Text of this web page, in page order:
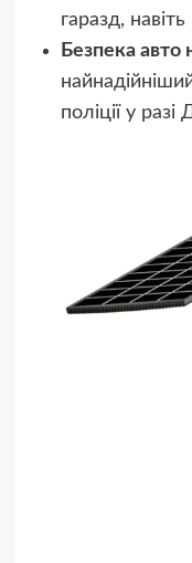
гаразд,
Безпека авто
поліції у